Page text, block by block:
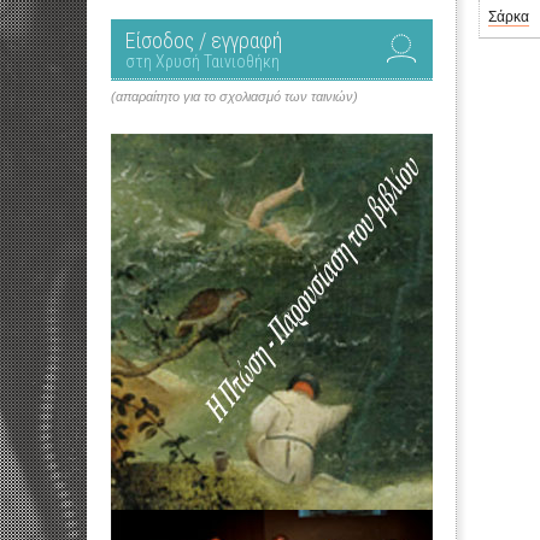
Είσοδος / εγγραφή
στη Χρυσή Ταινιοθήκη
(απαραίτητο για το σχολιασμό των ταινιών)
Σάρκα